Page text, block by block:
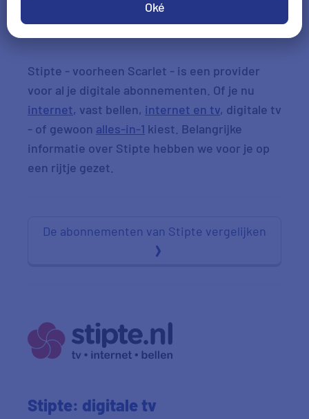
Oké
Help mij kiezen
Stipte - voorheen Scarlet - is een provider
voor al je digitale abonnementen. Of je nu
internet, vast bellen, internet en tv, digitale tv
- of gewoon alles-in-1 kiest. Belangrijke
informatie over Stipte hebben we voor je op
een rijtje gezet.
De abonnementen van Stipte vergelijken
Stipte: digitale tv